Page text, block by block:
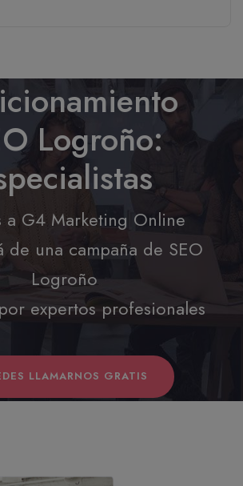
Logroño:
a G4 Marketing Online
de una campaña de SEO
Logroño
expertos profesionales
LLAMARNOS GRATIS